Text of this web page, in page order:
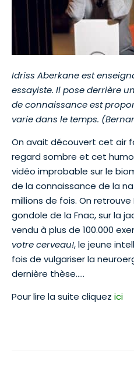
Idriss Aberkane est
essayiste. Il pose derrière
de connaissance est
varie dans le temps.
On avait découvert cet air
regard sombre et cet
vidéo improbable sur le
de la connaissance de la
millions de fois. On
gondole de la Fnac, sur la
vendu à plus de 100.000
votre cerveau!, le jeune
fois de vulgariser la
dernière thèse…..
Pour lire la suite cliquez ici